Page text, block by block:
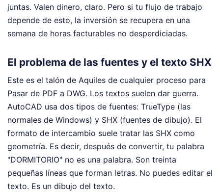
juntas. Valen dinero, claro. Pero si tu flujo de trabajo
depende de esto, la inversión se recupera en una
semana de horas facturables no desperdiciadas.
El problema de las fuentes y el texto SHX
Este es el talón de Aquiles de cualquier proceso para
Pasar de PDF a DWG. Los textos suelen dar guerra.
AutoCAD usa dos tipos de fuentes: TrueType (las
normales de Windows) y SHX (fuentes de dibujo). El
formato de intercambio suele tratar las SHX como
geometría. Es decir, después de convertir, tu palabra
"DORMITORIO" no es una palabra. Son treinta
pequeñas líneas que forman letras. No puedes editar el
texto. Es un dibujo del texto.